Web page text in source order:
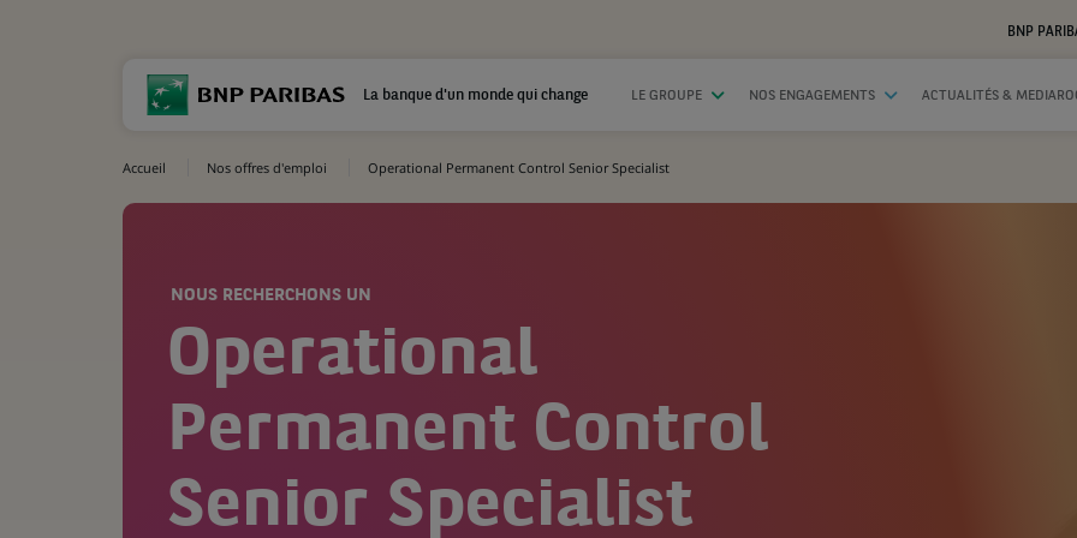
BNP
La banque d'un monde qui change LE GROUPE NOS ENGAGEMENTS ACTUALITÉS &
Accueil Nos offres d'emploi Operational Permanent Control Senior Specialist
NOUS RECHERCHONS UN
Operational
Permanent Control
Senior Specialist